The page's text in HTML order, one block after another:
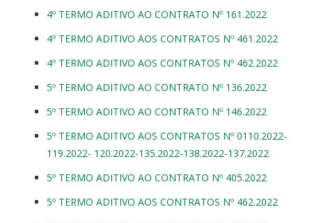
4º TERMO ADITIVO AO CONTRATO Nº 161.2022
4º TERMO ADITIVO AOS CONTRATOS Nº 461.2022
4º TERMO ADITIVO AOS CONTRATOS Nº 462.2022
5º TERMO ADITIVO AO CONTRATO Nº 136.2022
5º TERMO ADITIVO AO CONTRATO Nº 146.2022
5º TERMO ADITIVO AOS CONTRATOS Nº 0110.2022-
119.2022- 120.2022-135.2022-138.2022-137.2022
5º TERMO ADITIVO AO CONTRATO Nº 405.2022
5º TERMO ADITIVO AOS CONTRATOS Nº 462.2022